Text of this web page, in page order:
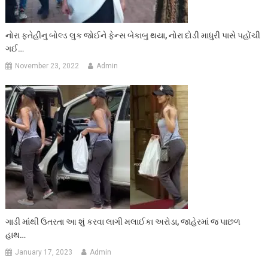
નોરા ફતેહીનુ બોલ્ડ લુક જોઈને ફેન્સ બેકાબુ થયા, નોરા દોડી માધુરી પાસે પહોંચી
ગઈ…
November 23, 2022 Admin
ગાડી માંથી ઉતરતા આ શું કરવા લાગી મલાઈકા અરોડા, જાહેરમાં જ પાછળ
હાથ…
January 17, 2023 Admin